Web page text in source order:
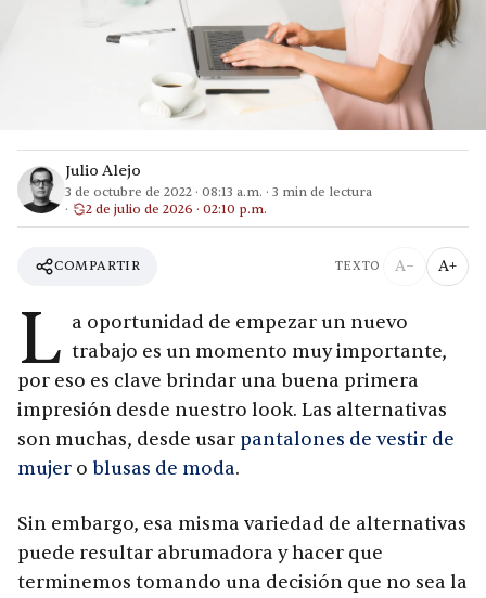
Julio Alejo
3 de octubre de 2022 · 08:13 a.m. · 3 min de lectura
2 de julio de 2026 · 02:10 p.m.
COMPARTIR TEXTO A− A+
L a oportunidad de empezar un nuevo
trabajo es un momento muy importante,
por eso es clave brindar una buena primera
impresión desde nuestro look. Las alternativas
son muchas, desde usar pantalones de vestir de
mujer o blusas de moda.
Sin embargo, esa misma variedad de alternativas
puede resultar abrumadora y hacer que
terminemos tomando una decisión que no sea la